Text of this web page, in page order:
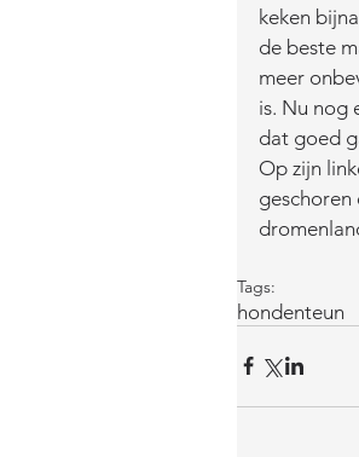
keken
de beste
meer
is. Nu nog
dat goed
Op zijn
geschoren
Tags:
hondenteun